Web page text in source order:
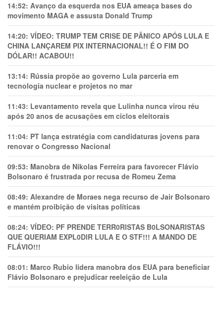
14:52: Avanço da esquerda nos EUA ameaça bases do
movimento MAGA e assusta Donald Trump
14:20: VÍDEO: TRUMP TEM CRlSE DE PÂNlCO APÓS LULA E
CHINA LANÇAREM PIX INTERNACIONAL!! É O FIM DO
DÓLAR!! ACABOU!!
13:14: Rússia propõe ao governo Lula parceria em
tecnologia nuclear e projetos no mar
11:43: Levantamento revela que Lulinha nunca virou réu
após 20 anos de acusações em ciclos eleitorais
11:04: PT lança estratégia com candidaturas jovens para
renovar o Congresso Nacional
09:53: Manobra de Nikolas Ferreira para favorecer Flávio
Bolsonaro é frustrada por recusa de Romeu Zema
08:49: Alexandre de Moraes nega recurso de Jair Bolsonaro
e mantém proibição de visitas políticas
08:24: VÍDEO: PF PRENDE TERR0RlSTAS B0LSONARlSTAS
QUE QUERIAM EXPL0DlR LULA E O STF!!! A MANDO DE
FLÁVIO!!!
08:01: Marco Rubio lidera manobra dos EUA para beneficiar
Flávio Bolsonaro e prejudicar reeleição de Lula